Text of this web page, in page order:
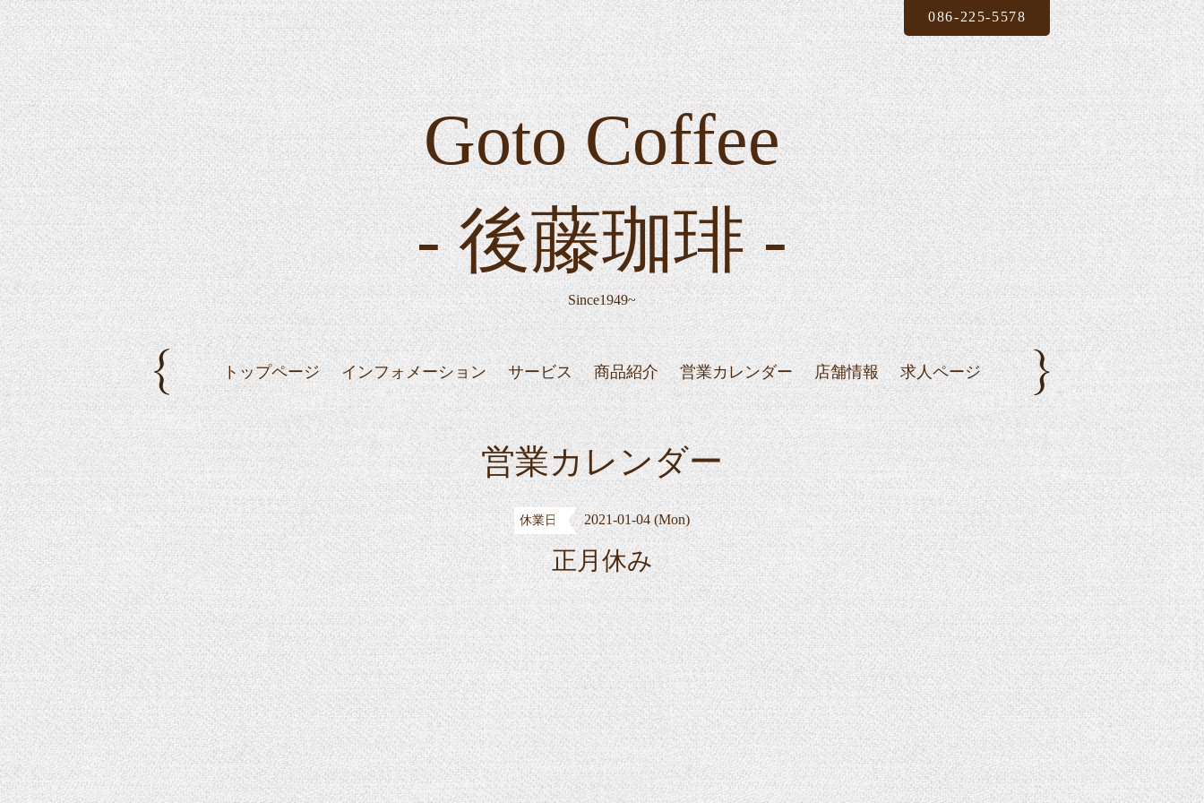
Goto Coffee
- 後藤珈琲 -
Since1949~
086-225-5578
トップページ インフォメーション サービス 商品紹介 営業カレンダー 店舗情報 求人ページ
営業カレンダー
休業日 2021-01-04 (Mon)
正月休み